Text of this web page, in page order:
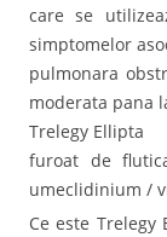
care se
simptomelor
pulmonara
moderata pana
Trelegy Ellipta
furoat de
umeclidinium /
Ce este